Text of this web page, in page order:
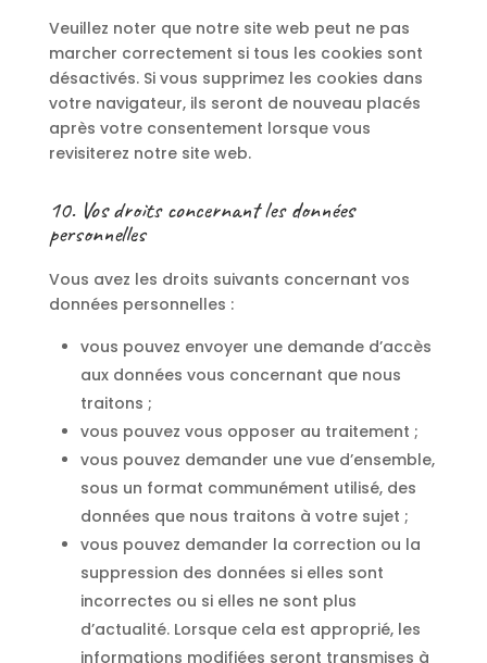
Veuillez noter que notre site web peut ne pas
marcher correctement si tous les cookies sont
désactivés. Si vous supprimez les cookies dans
votre navigateur, ils seront de nouveau placés
après votre consentement lorsque vous
revisiterez notre site web.
10. Vos droits concernant les données
personnelles
Vous avez les droits suivants concernant vos
données personnelles :
vous pouvez envoyer une demande d’accès
aux données vous concernant que nous
traitons ;
vous pouvez vous opposer au traitement ;
vous pouvez demander une vue d’ensemble,
sous un format communément utilisé, des
données que nous traitons à votre sujet ;
vous pouvez demander la correction ou la
suppression des données si elles sont
incorrectes ou si elles ne sont plus
d’actualité. Lorsque cela est approprié, les
informations modifiées seront transmises à